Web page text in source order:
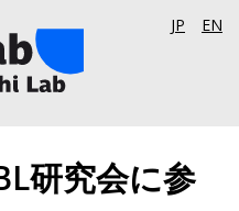
JP EN
研究会に参